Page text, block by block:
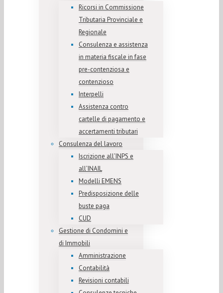
Ricorsi in Commissione
Tributaria Provinciale e
Regionale
Consulenza e assistenza
in materia fiscale in fase
pre-contenziosa e
contenzioso
Interpelli
Assistenza contro
cartelle di pagamento e
accertamenti tributari
Consulenza del lavoro
Iscrizione all’INPS e
all’INAIL
Modelli EMENS
Predisposizione delle
buste paga
CUD
Gestione di Condomini e
di Immobili
Amministrazione
Contabilità
Revisioni contabili